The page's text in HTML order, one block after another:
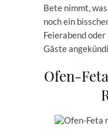
Bete nimmt,
noch ein
Feierabend
Gäste
Ofen-